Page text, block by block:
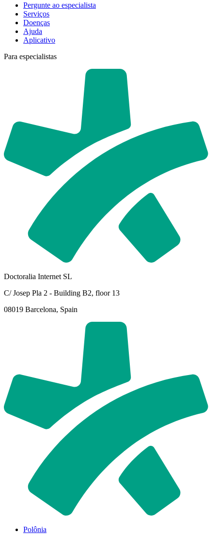
Pergunte ao especialista
Serviços
Doenças
Ajuda
Aplicativo
Para especialistas
Doctoralia Internet SL
C/ Josep Pla 2 - Building B2, floor 13
08019 Barcelona, Spain
Polônia